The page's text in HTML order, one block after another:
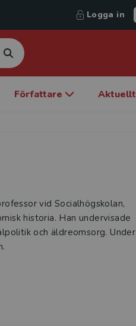
Logga in
Författare Aktuellt
vid Socialhögskolan,
historia. Han undervisade
och äldreomsorg. Under